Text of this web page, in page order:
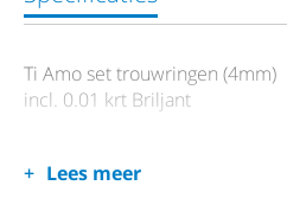
Ti Amo set trouwringen (4mm)
incl. 0.01 krt Briljant
Lees meer